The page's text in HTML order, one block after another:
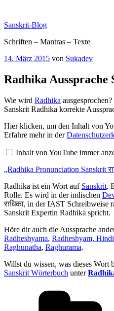
springen
Sanskrit-Blog
Schriften – Mantras – Texte
Veröffentlicht
14. März 2015 von Sukadev
Radhika Aussprache
Wie wird Radhika
Sanskrit Radhika korrekte
„Radhika
Pronunciation
Sanskrit
rādhikā“
YouTube
Hier klicken, um den Inhalt von
Erfahre mehr in der
Inhalt von YouTube immer
„Radhika Pronunciation Sanskrit
Radhika ist ein Wort auf Sanskrit.
Rolle. Es wird in der indischen
राधिका, in der IAST Schreibweise
Sanskrit Expertin Radhika spricht.
Höre dir auch die Aussprache
Radheshyama, Radheshyam, Hindi
Raghunatha, Raghurama.
Willst du wissen, was dieses Wort
Sanskrit Wörterbuch unter